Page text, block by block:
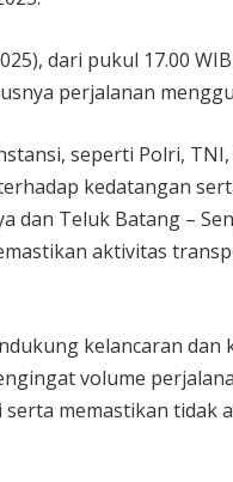
dari pukul 17.00
perjalanan
seperti Polri,
kedatangan
dan Teluk Batang –
aktivitas
kelancaran dan
volume
memastikan tidak